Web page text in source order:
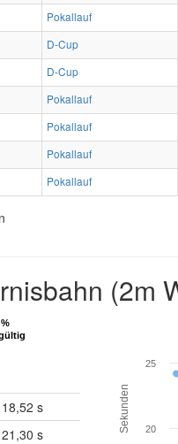
Pokallauf
D-Cup
D-Cup
Pokallauf
Pokallauf
Pokallauf
Pokallauf
(2m
18,52 s
21,30 s
Sekunden 20
25